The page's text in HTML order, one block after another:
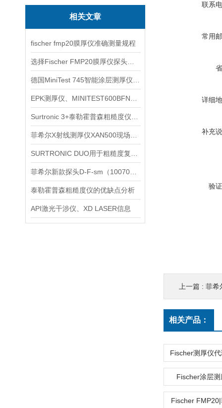
相关文章
fischer fmp20膜厚仪准确测量规程
泰勒霍普森粗糙度仪的优缺点分析
API激光干涉仪、XD LASER信息
联系
常用
详细
补充
验
上一篇 : 菲希
相关产品：
Fischer涂层
Fischer